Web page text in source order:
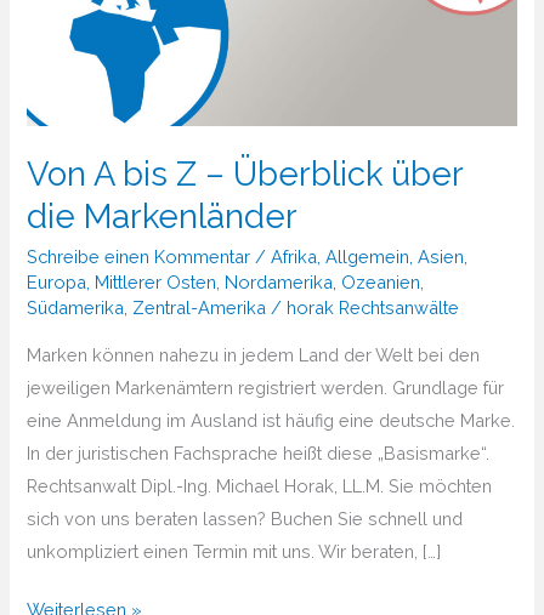
Von A bis Z – Überblick über
die Markenländer
Schreibe einen Kommentar /Afrika ,Allgemein ,Asien
Europa Mittlerer Osten Nordamerika Ozeanien
Südamerika Zentral-Amerika / horak Rechtsanwälte
Marken können nahezu in jedem Land der Welt bei den
jeweiligen Markenämtern registriert werden. Grundlage für
eine Anmeldung im Ausland ist häufig eine deutsche Marke.
In der juristischen Fachsprache heißt diese „Basismarke“.
Rechtsanwalt Dipl.-Ing. Michael Horak, LL.M. Sie möchten
sich von uns beraten lassen? Buchen Sie schnell und
unkompliziert einen Termin mit uns. Wir beraten, […]
Von
Weiterlesen »